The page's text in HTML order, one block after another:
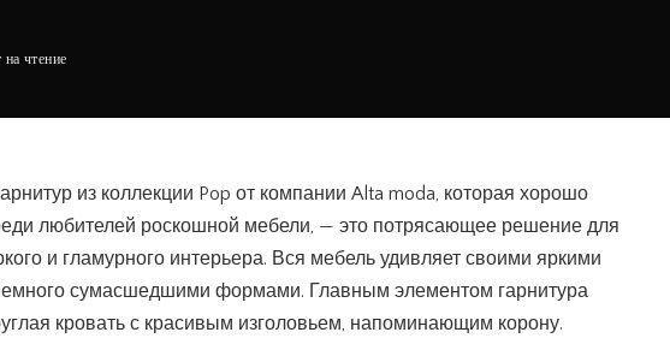
на чтение
из коллекции Pop от компании Alta moda, которая хорошо
любителей роскошной мебели, — это потрясающее решение для
и гламурного интерьера. Вся мебель удивляет своими яркими
сумасшедшими формами. Главным элементом гарнитура
кровать с красивым изголовьем, напоминающим корону.